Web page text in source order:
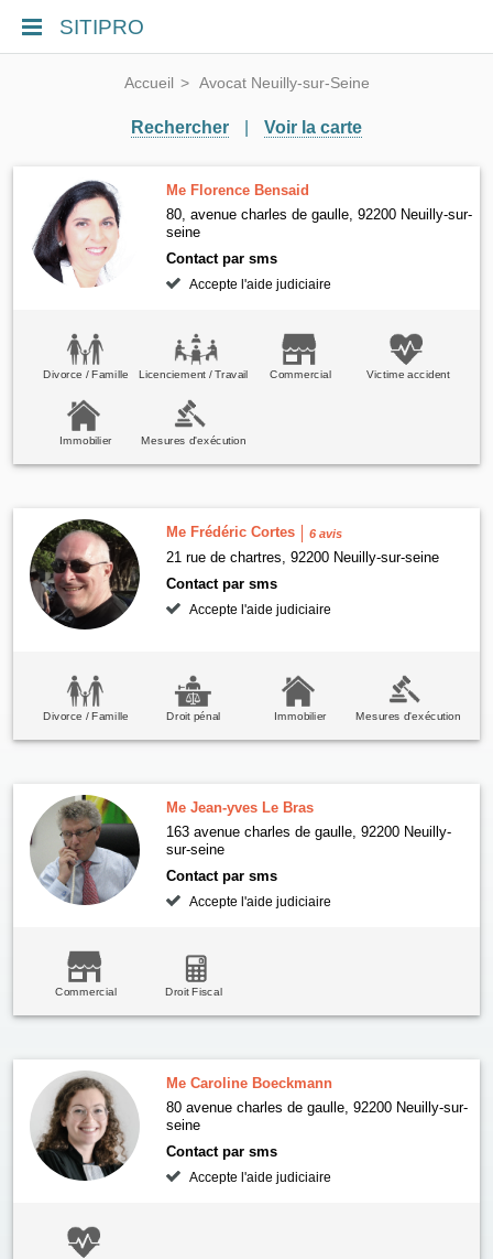
SITIPRO
Accueil Avocat Neuilly-sur-Seine
Rechercher Voir la carte
Me Florence Bensaid
80, avenue charles de gaulle, 92200 Neuilly-sur-
seine
Contact par sms
Accepte l'aide judiciaire
Divorce / Famille Licenciement / Travail Commercial Victime accident
Immobilier Mesures d'exécution
Me Frédéric Cortes 6 avis
21 rue de chartres, 92200 Neuilly-sur-seine
Contact par sms
Accepte l'aide judiciaire
Divorce / Famille Droit pénal Immobilier Mesures d'exécution
Me Jean-yves Le Bras
163 avenue charles de gaulle, 92200 Neuilly-
sur-seine
Contact par sms
Accepte l'aide judiciaire
Commercial Droit Fiscal
Me Caroline Boeckmann
80 avenue charles de gaulle, 92200 Neuilly-sur-
seine
Contact par sms
Accepte l'aide judiciaire